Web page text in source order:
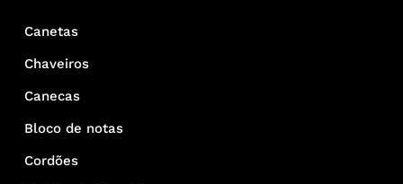
Canetas
Chaveiros
Canecas
Bloco de notas
Cordões